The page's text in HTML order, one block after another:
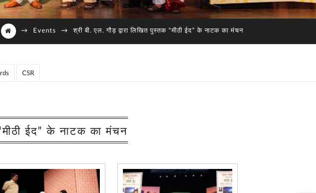
→ Events → श्री बी. एल. गौड़ द्वारा लिखित पुस्तक “मीठी ईद” के नाटक का मंचन
CSR
ईद” के नाटक का मंचन